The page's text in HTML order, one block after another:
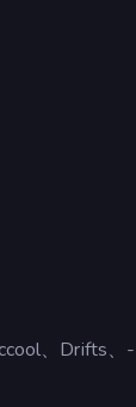
、Drifts